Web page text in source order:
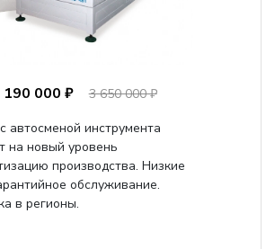
190 000 ₽
3 650 000 ₽
автосменой инструмента
на новый уровень
производства. Низкие
обслуживание.
в регионы.